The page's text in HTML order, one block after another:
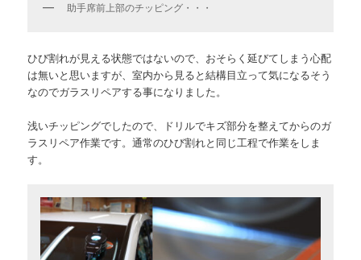
助手席前上部のチッピング・・・
ひび割れが見える状態ではないので、おそらく延びてしまう心配
は無いと思いますが、室内から見ると結構目立って気になるそう
なのでガラスリペアする事になりました。
浅いチッピングでしたので、ドリルでキズ部分を整えてからのガ
ラスリペア作業です。通常のひび割れと同じ工程で作業をしま
す。